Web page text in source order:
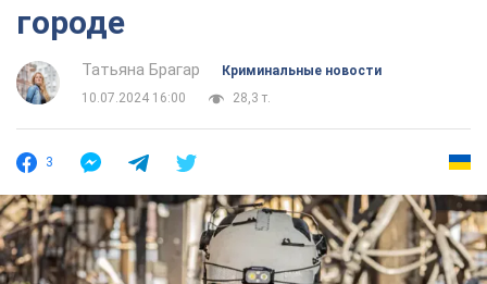
городе
Татьяна Брагар
Криминальные новости
10.07.2024 16:00
28,3 т.
3